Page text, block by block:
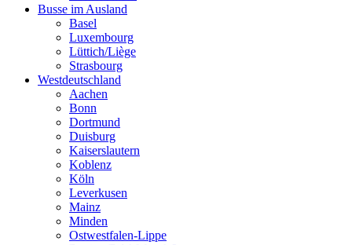
Busse im Ausland
Basel
Luxembourg
Lüttich/Liège
Strasbourg
Westdeutschland
Aachen
Bonn
Dortmund
Duisburg
Kaiserslautern
Koblenz
Köln
Leverkusen
Mainz
Minden
Ostwestfalen-Lippe